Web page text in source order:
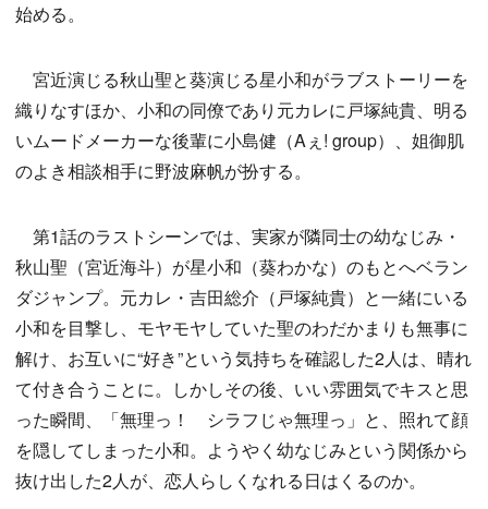
始める。
宮近演じる秋山聖と葵演じる星小和がラブストーリーを
織りなすほか、小和の同僚であり元カレに戸塚純貴、明る
いムードメーカーな後輩に小島健（Aぇ! group）、姐御肌
のよき相談相手に野波麻帆が扮する。
第1話のラストシーンでは、実家が隣同士の幼なじみ・
秋山聖（宮近海斗）が星小和（葵わかな）のもとへベラン
ダジャンプ。元カレ・吉田総介（戸塚純貴）と一緒にいる
小和を目撃し、モヤモヤしていた聖のわだかまりも無事に
解け、お互いに“好き”という気持ちを確認した2人は、晴れ
て付き合うことに。しかしその後、いい雰囲気でキスと思
った瞬間、「無理っ！ シラフじゃ無理っ」と、照れて顔
を隠してしまった小和。ようやく幼なじみという関係から
抜け出した2人が、恋人らしくなれる日はくるのか。